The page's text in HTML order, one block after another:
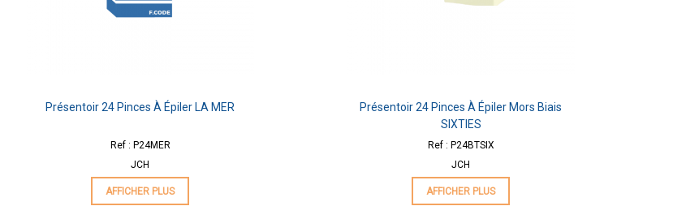
Présentoir 24 Pinces À Épiler LA MER
Ref : P24MER
JCH
AFFICHER PLUS
Présentoir 24 Pinces À Épiler Mors Biais
SIXTIES
Ref : P24BTSIX
JCH
AFFICHER PLUS